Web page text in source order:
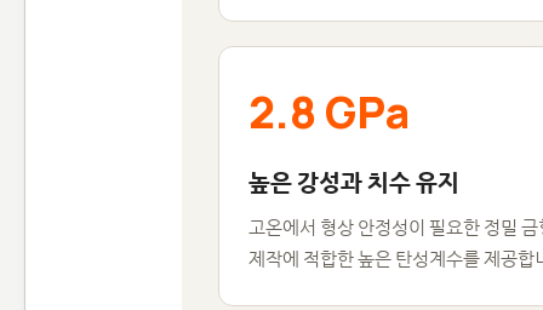
2.8 GPa
높은 강성과 치수 유지
고온에서 형상 안정성이 필요한 정밀
제작에 적합한 높은 탄성계수를 제공합